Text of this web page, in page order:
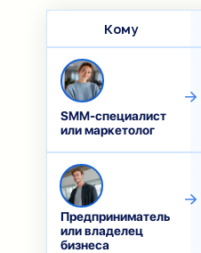
Кому
Предприниматель
или владелец
бизнеса
SMM-специалист
или маркетолог